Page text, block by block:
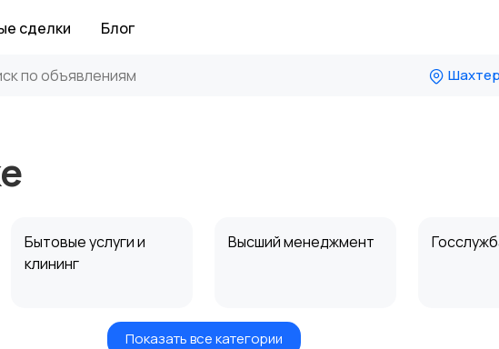
сделки Блог
Бытовые услуги и
клининг
Высший менеджмент
Показать все категории